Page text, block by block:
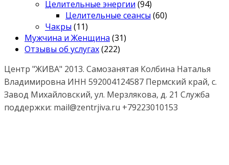
Целительные энергии (94)
Целительные сеансы (60)
Чакры (11)
Мужчина и Женщина (31)
Отзывы об услугах(222)
Центр "ЖИВА" 2013. Самозанятая Колбина Наталья
Владимировна ИНН 592004124587 Пермский край, с.
Завод Михайловский, ул. Мерзлякова, д. 21 Служба
поддержки: mail@zentrjiva.ru +79223010153